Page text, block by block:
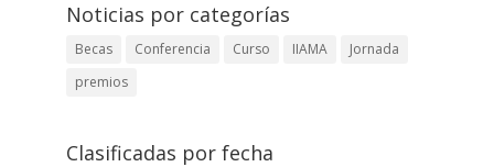
Noticias por categorías
Becas Conferencia Curso IIAMA
Jornada
premios
Clasificadas por fecha